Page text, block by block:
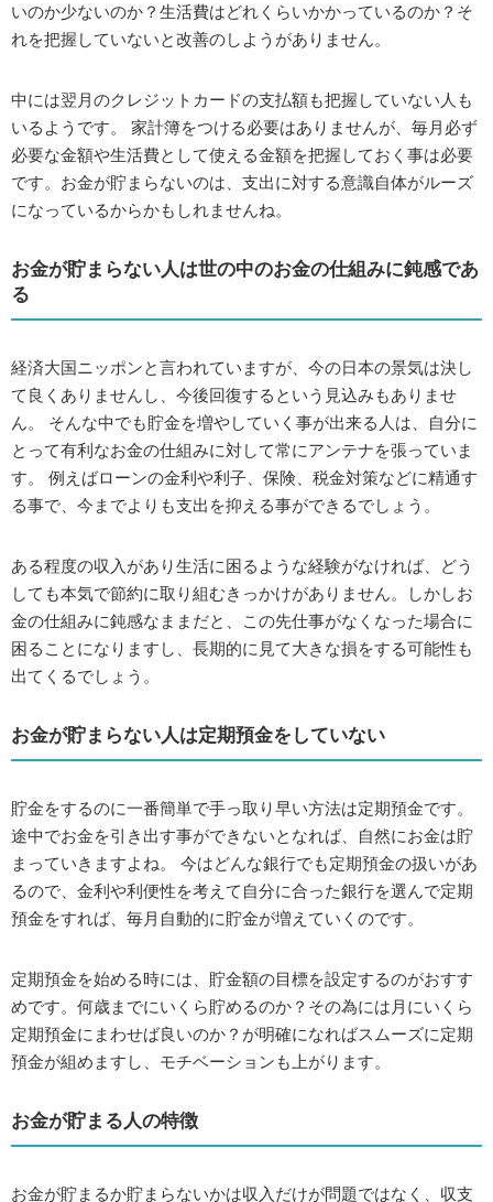
いのか少ないのか？生活費はどれくらいかかっているのか？そ
れを把握していないと改善のしようがありません。
中には翌月のクレジットカードの支払額も把握していない人も
いるようです。 家計簿をつける必要はありませんが、毎月必ず
必要な金額や生活費として使える金額を把握しておく事は必要
です。お金が貯まらないのは、支出に対する意識自体がルーズ
になっているからかもしれませんね。
お金が貯まらない人は世の中のお金の仕組みに鈍感であ
る
経済大国ニッポンと言われていますが、今の日本の景気は決し
て良くありませんし、今後回復するという見込みもありませ
ん。 そんな中でも貯金を増やしていく事が出来る人は、自分に
とって有利なお金の仕組みに対して常にアンテナを張っていま
す。 例えばローンの金利や利子、保険、税金対策などに精通す
る事で、今までよりも支出を抑える事ができるでしょう。
ある程度の収入があり生活に困るような経験がなければ、どう
しても本気で節約に取り組むきっかけがありません。しかしお
金の仕組みに鈍感なままだと、この先仕事がなくなった場合に
困ることになりますし、長期的に見て大きな損をする可能性も
出てくるでしょう。
お金が貯まらない人は定期預金をしていない
貯金をするのに一番簡単で手っ取り早い方法は定期預金です。
途中でお金を引き出す事ができないとなれば、自然にお金は貯
まっていきますよね。 今はどんな銀行でも定期預金の扱いがあ
るので、金利や利便性を考えて自分に合った銀行を選んで定期
預金をすれば、毎月自動的に貯金が増えていくのです。
定期預金を始める時には、貯金額の目標を設定するのがおすす
めです。何歳までにいくら貯めるのか？その為には月にいくら
定期預金にまわせば良いのか？が明確になればスムーズに定期
預金が組めますし、モチベーションも上がります。
お金が貯まる人の特徴
お金が貯まるか貯まらないかは収入だけが問題ではなく、収支